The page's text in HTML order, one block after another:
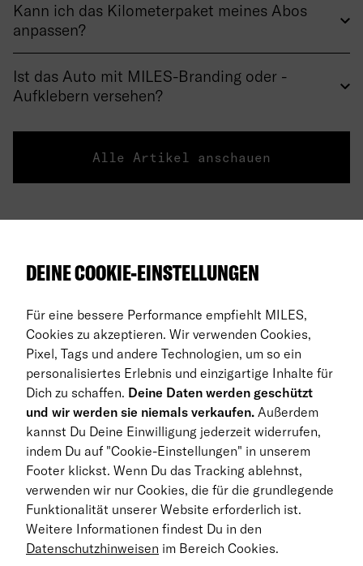
Kann ich das Kilometerpaket meines Abos
anpassen?
Ist das Auto mit MILES-Branding oder -
Aufklebern versehen?
Alle Artikel anschauen
Über uns
FAQ
Business Abo
Rückgabe
DE
© 2026 MILES Mobility GmbH
Geschäftsbedingungen
Datenschutzerklärung
DEINE COOKIE-EINSTELLUNGEN
Für eine bessere Performance empfiehlt MILES,
Cookies zu akzeptieren. Wir verwenden Cookies,
Pixel, Tags und andere Technologien, um so ein
personalisiertes Erlebnis und einzigartige Inhalte für
Dich zu schaffen. Deine Daten werden geschützt
und wir werden sie niemals verkaufen. Außerdem
kannst Du Deine Einwilligung jederzeit widerrufen,
indem Du auf "Cookie-Einstellungen" in unserem
Footer klickst. Wenn Du das Tracking ablehnst,
verwenden wir nur Cookies, die für die grundlegende
Funktionalität unserer Website erforderlich ist.
Weitere Informationen findest Du in den
Datenschutzhinweisen im Bereich Cookies.